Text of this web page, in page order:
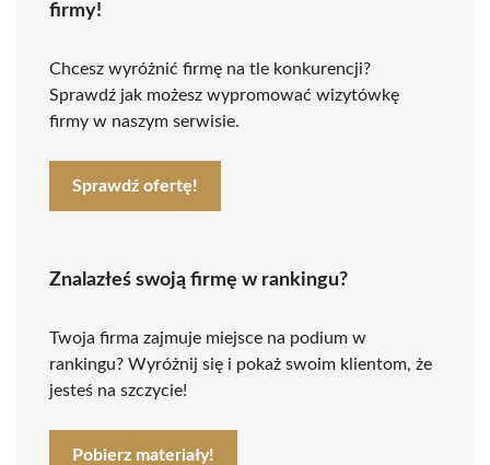
firmy!
Chcesz wyróżnić firmę na tle konkurencji?
Sprawdź jak możesz wypromować wizytówkę
firmy w naszym serwisie.
Sprawdź ofertę!
Znalazłeś swoją firmę w rankingu?
Twoja firma zajmuje miejsce na podium w
rankingu? Wyróżnij się i pokaż swoim klientom, że
jesteś na szczycie!
Pobierz materiały!